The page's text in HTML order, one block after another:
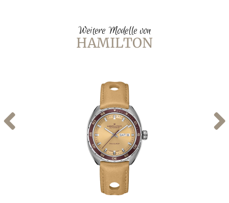
Weitere Modelle von
HAMILTON